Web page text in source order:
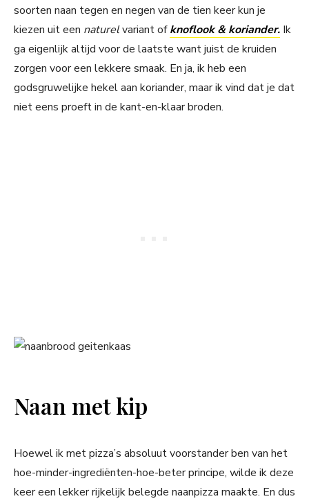
soorten naan tegen en negen van de tien keer kun je
kiezen uit een naturelvariant ofknoflook & koriander. Ik
ga eigenlijk altijd voor de laatste want juist de kruiden
zorgen voor een lekkere smaak. En ja, ik heb een
godsgruwelijke hekel aan koriander, maar ik vind dat je dat
niet eens proeft in de kant-en-klaar broden.
Naan met kip
Hoewel ik met pizza’s absoluut voorstander ben van het
hoe-minder-ingrediënten-hoe-beter principe, wilde ik deze
keer een lekker rijkelijk belegde naanpizza maakte. En dus